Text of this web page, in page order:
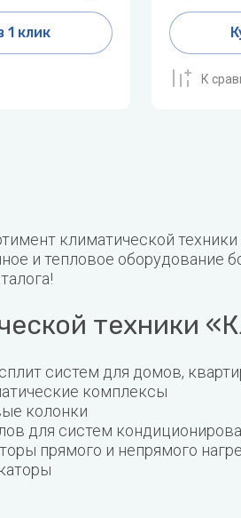
1 клик
К
климатической
и тепловое оборудование
техники
систем для домов,
комплексы
колонки
для систем
прямого и непрямого